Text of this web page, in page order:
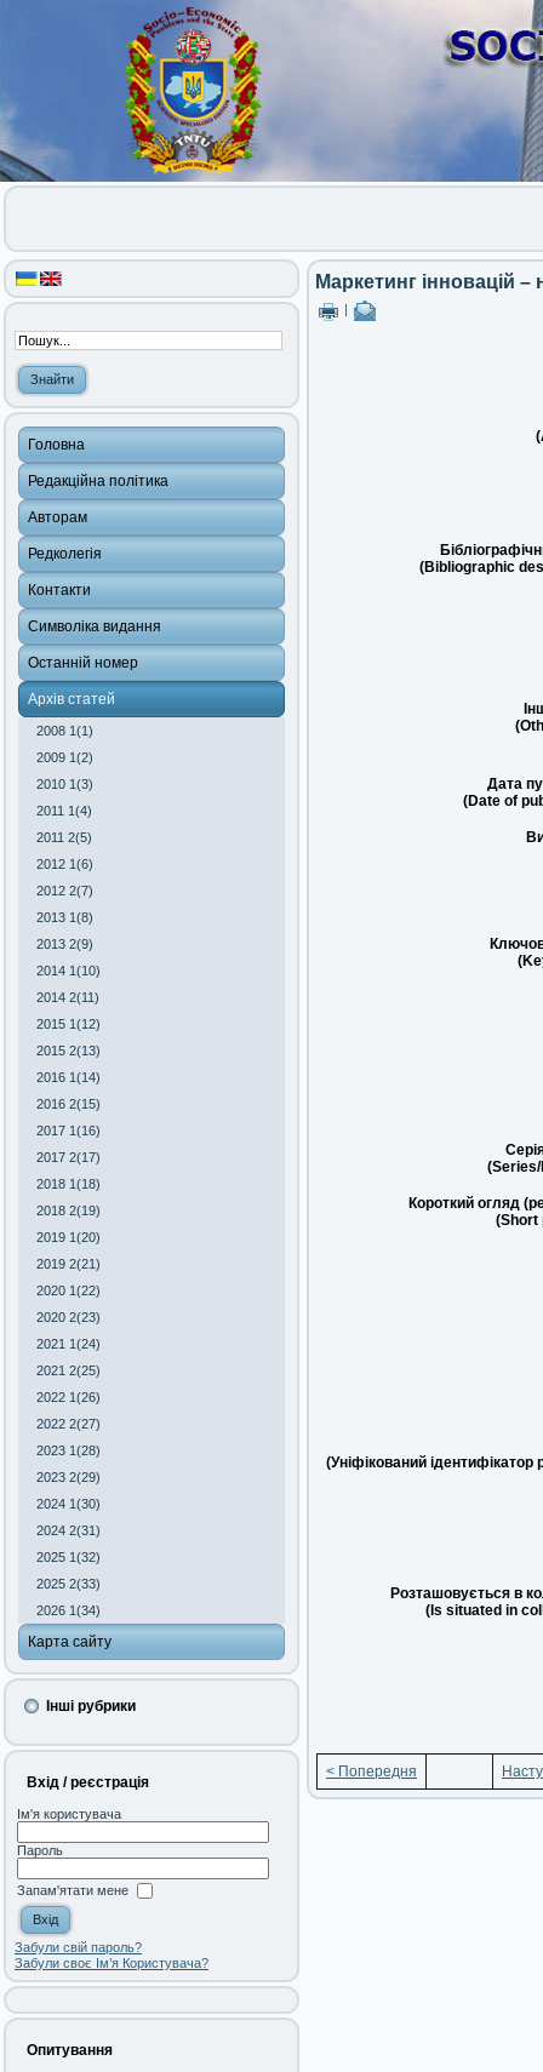
Головна
Редакційна політика
Авторам
Редколегія
Контакти
Символіка видання
Останній номер
Архів статей
2008 1(1)
2009 1(2)
2010 1(3)
2011 1(4)
2011 2(5)
2012 1(6)
2012 2(7)
2013 1(8)
2013 2(9)
2014 1(10)
2014 2(11)
2015 1(12)
2015 2(13)
2016 1(14)
2016 2(15)
2017 1(16)
2017 2(17)
2018 1(18)
2018 2(19)
2019 1(20)
2019 2(21)
2020 1(22)
2020 2(23)
2021 1(24)
2021 2(25)
2022 1(26)
2022 2(27)
2023 1(28)
2023 2(29)
2024 1(30)
2024 2(31)
2025 1(32)
2025 2(33)
2026 1(34)
Карта сайту
Інші рубрики
Вхід / реєстрація
Ім'я користувача
Пароль
Запам'ятати мене
Забули свій пароль?
Забули своє Ім’я Користувача?
Опитування
Маркетинг інновацій
(Bibliographic
Дата
(Date of
Короткий огляд
(Short
(Уніфікований ідентифікатор
Розташовується в
(Is situated in
< Попередня